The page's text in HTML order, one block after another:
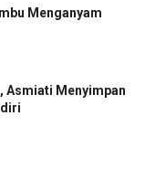
Menganyam
Asmiati Menyimpan